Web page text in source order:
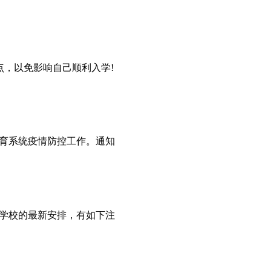
，以免影响自己顺利入学!
系统疫情防控工作。通知
校的最新安排，有如下注